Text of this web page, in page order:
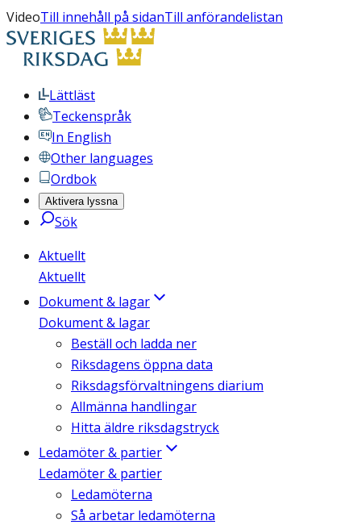
VideoTill innehåll på sidanTill anförandelistan
Lättläst
Teckenspråk
In English
Other languages
Ordbok
Aktivera lyssna
Sök
Aktuellt
Aktuellt
Dokument & lagar
Dokument & lagar
Beställ och ladda ner
Riksdagens öppna data
Riksdagsförvaltningens diarium
Allmänna handlingar
Hitta äldre riksdagstryck
Ledamöter & partier
Ledamöter & partier
Ledamöterna
Så arbetar ledamöterna